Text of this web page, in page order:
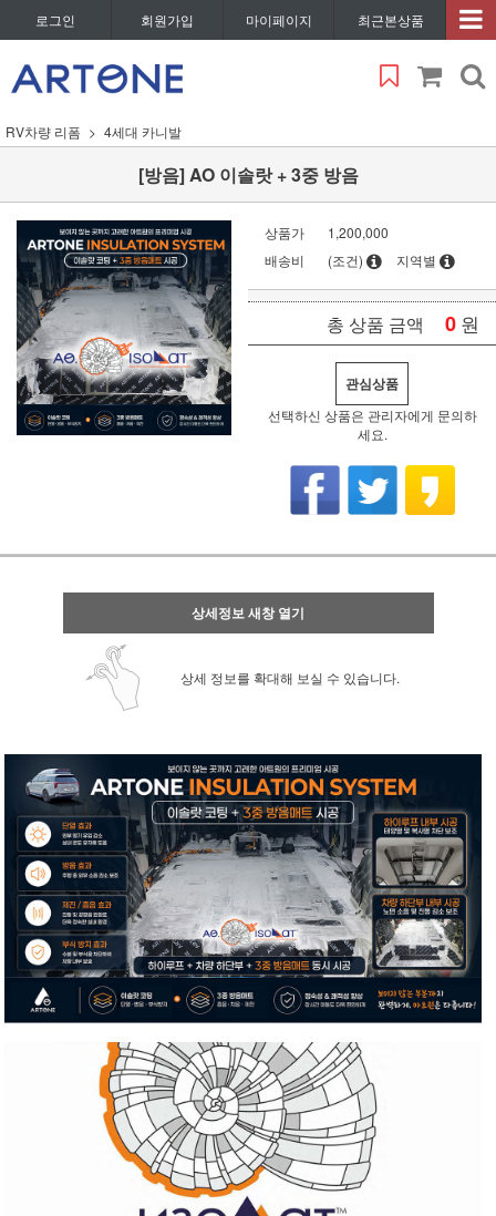
로그인 회원가입 마이페이지 최근본상품
RV차량 리폼 4세대 카니발
[방음] AO 이솔랏 + 3중 방음
상품가
1,200,000
배송비
(조건) 지역별
총 상품 금액 0 원
관심상품
선택하신 상품은 관리자에게 문의하
세요.
상세정보 새창 열기
상세 정보를 확대해 보실 수 있습니다.